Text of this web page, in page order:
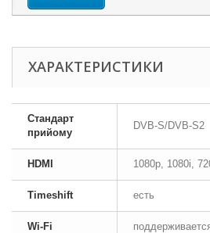
ХАРАКТЕРИСТИКИ
Стандарт
прийому
DVB-S/DVB-S2
HDMI 1080p, 1080i,
Timeshift есть
Wi-Fi